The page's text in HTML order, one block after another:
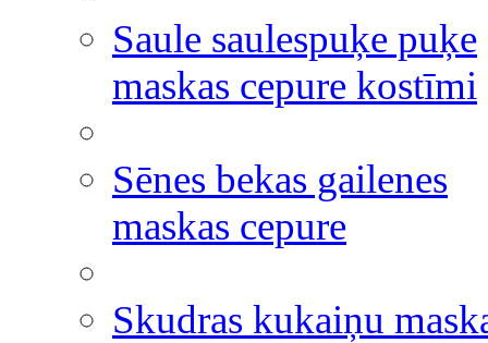
Saule saulespuķe puķe
maskas cepure kostīmi
Sēnes bekas gailenes
maskas cepure
Skudras kukaiņu